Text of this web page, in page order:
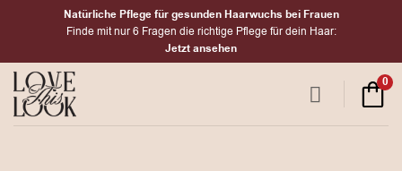
Natürliche Pflege für gesunden Haarwuchs bei Frauen
Finde mit nur 6 Fragen die richtige Pflege für dein Haar:
Jetzt ansehen
0